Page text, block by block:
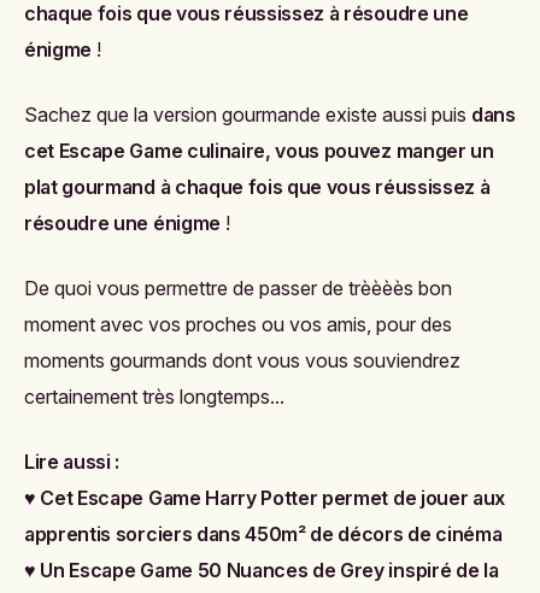
chaque fois que vous réussissez à résoudre une
énigme !
Sachez que la version gourmande existe aussi puis dans
cet Escape Game culinaire, vous pouvez manger un
plat gourmand à chaque fois que vous réussissez à
résoudre une énigme !
De quoi vous permettre de passer de trèèèès bon
moment avec vos proches ou vos amis, pour des
moments gourmands dont vous vous souviendrez
certainement très longtemps...
Lire aussi :
♥ Cet Escape Game Harry Potter permet de jouer aux
apprentis sorciers dans 450m² de décors de cinéma
♥ Un Escape Game 50 Nuances de Grey inspiré de la